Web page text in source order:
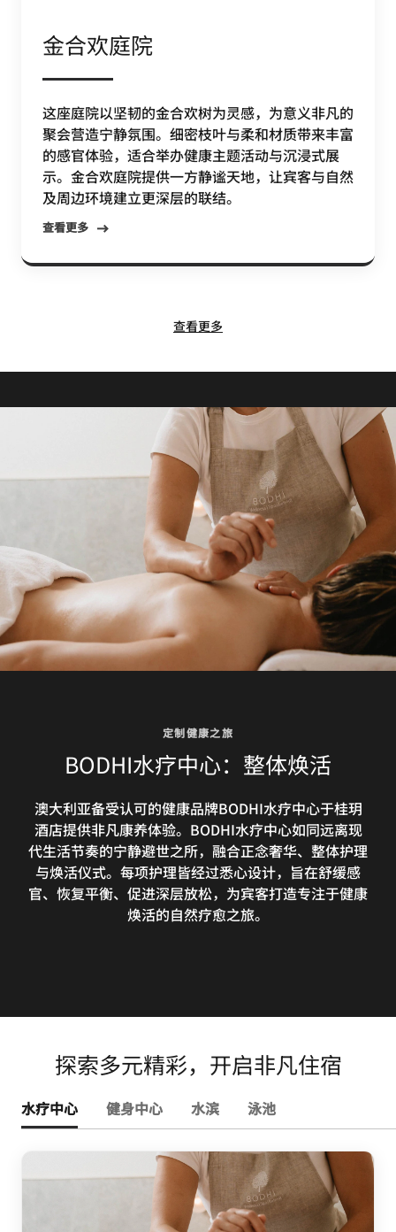
金合欢庭院
这座庭院以坚韧的金合欢树为灵感，为意义非凡的
聚会营造宁静氛围。细密枝叶与柔和材质带来丰富
的感官体验，适合举办健康主题活动与沉浸式展
示。金合欢庭院提供一方静谧天地，让宾客与自然
及周边环境建立更深层的联结。
查看更多
查看更多
定制健康之旅
BODHI水疗中心：整体焕活
澳大利亚备受认可的健康品牌BODHI水疗中心于桂玥
酒店提供非凡康养体验。BODHI水疗中心如同远离现
代生活节奏的宁静避世之所，融合正念奢华、整体护理
与焕活仪式。每项护理皆经过悉心设计，旨在舒缓感
官、恢复平衡、促进深层放松，为宾客打造专注于健康
焕活的自然疗愈之旅。
探索多元精彩，开启非凡住宿
水疗中心 健身中心 水滨 泳池